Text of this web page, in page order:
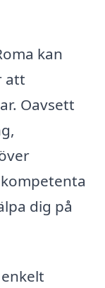
kan
att
Oavsett
dig på